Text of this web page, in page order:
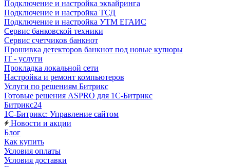
Подключение и настройка эквайринга
Подключение и настройка ТСД
Подключение и настройка УТМ ЕГАИС
Сервис банковской техники
Сервис счетчиков банкнот
Прошивка детекторов банкнот под новые купюры
IT - услуги
Прокладка локальной сети
Настройка и ремонт компьютеров
Услуги по решениям Битрикс
Готовые решения ASPRO для 1С-Битрикс
Битрикс24
1С-Битрикс: Управление сайтом
Новости и акции
Блог
Как купить
Условия оплаты
Условия доставки